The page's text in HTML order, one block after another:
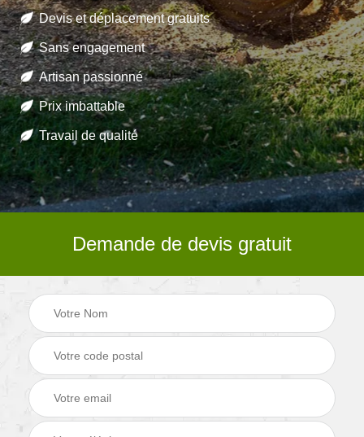
Devis et déplacement gratuits
Sans engagement
Artisan passionné
Prix imbattable
Travail de qualité
Demande de devis gratuit